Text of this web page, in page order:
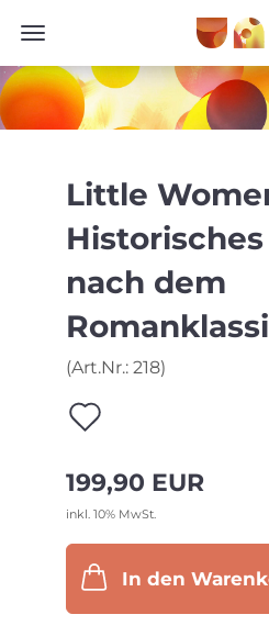
Little
nach dem
(Art.Nr.: 218)
Merkzettel
199,90 EUR
inkl. 10% MwSt.
In den